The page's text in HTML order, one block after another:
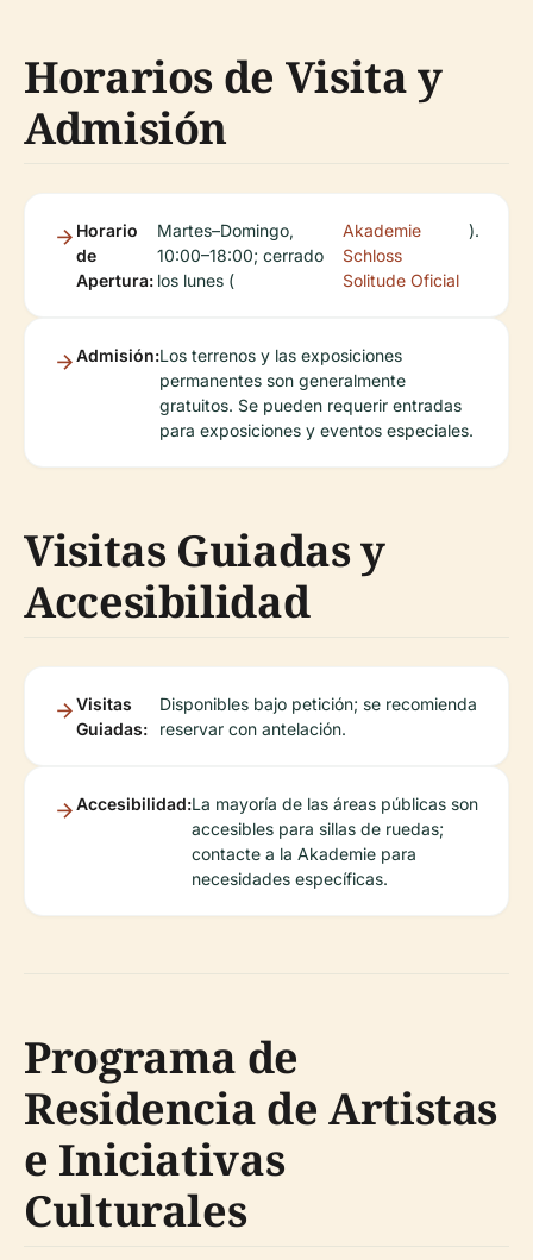
Horarios de Visita y
Admisión
Horario
de
Apertura:
Martes–Domingo,
10:00–18:00; cerrado
los lunes (
Akademie
Schloss
Solitude Oficial
).
Admisión:Los terrenos y las exposiciones
permanentes son generalmente
gratuitos. Se pueden requerir entradas
para exposiciones y eventos especiales.
Visitas Guiadas y
Accesibilidad
Visitas
Guiadas:
Disponibles bajo petición; se recomienda
reservar con antelación.
Accesibilidad:La mayoría de las áreas públicas son
accesibles para sillas de ruedas;
contacte a la Akademie para
necesidades específicas.
Programa de
Residencia de Artistas
e Iniciativas
Culturales